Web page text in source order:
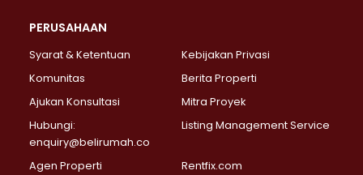
Properti Dijual di Lebak Bulus >
Properti Dijual di Gandaria Selatan >
Properti Dijual di Pondok Labu >
Properti Dijual di Lenteng Agung >
Properti Dijual di Senayan >
Properti Dijual di Pondok Pinang >
PERUSAHAAN
Syarat & Ketentuan
Kebijakan Privasi
Komunitas
Berita Properti
Ajukan Konsultasi
Mitra Proyek
Hubungi:
enquiry@belirumah.co
Listing Management Service
Agen Properti Rentfix.com